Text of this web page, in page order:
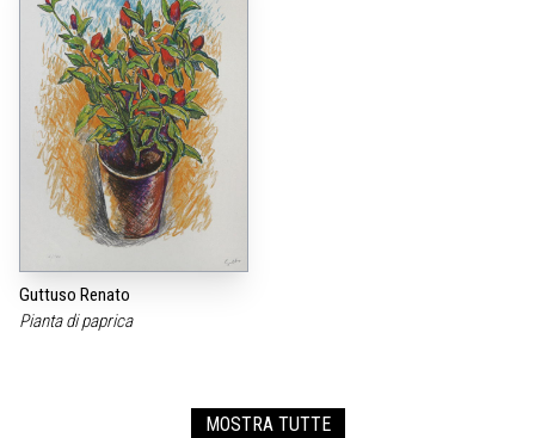
Guttuso Renato
Pianta di paprica
MOSTRA TUTTE